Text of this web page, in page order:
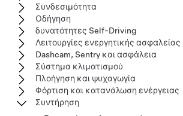
Συνδεσιμότητα
Οδήγηση
δυνατότητες Self-Driving
Λειτουργίες ενεργητικής ασφαλείας
Dashcam, Sentry και ασφάλεια
Σύστημα κλιματισμού
Πλοήγηση και ψυχαγωγία
Φόρτιση και κατανάλωση ενέργειας
Συντήρηση